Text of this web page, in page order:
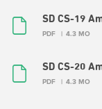
SD CS-19
PDF 4.3 MO
SD CS-20
PDF 4.3 MO